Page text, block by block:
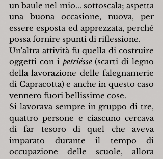
un baule nel mio... sottoscala; aspetta
una buona occasione, nuova, per
essere esposta ed apprezzata, perché
possa fornire spunti di riflessione.
Un'altra attività fu quella di costruire
oggetti con i petriésse (scarti di legno
della lavorazione delle falegnamerie
di Capracotta) e anche in questo caso
vennero fuori bellissime cose.
Si lavorava sempre in gruppo di tre,
quattro persone e ciascuno cercava
di far tesoro di quel che aveva
imparato durante il tempo di
occupazione delle scuole, allora